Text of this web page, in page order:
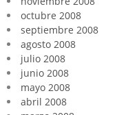
octubre 2008
septiembre 2008
agosto 2008
julio 2008
junio 2008
mayo 2008
abril 2008